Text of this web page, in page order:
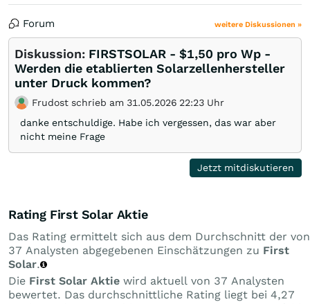
Forum weitere Diskussionen »
Diskussion: FIRSTSOLAR - $1,50 pro Wp -
Werden die etablierten Solarzellenhersteller
unter Druck kommen?
Frudost schrieb am 31.05.2026 22:23 Uhr
danke entschuldige. Habe ich vergessen, das war aber
nicht meine Frage
Jetzt mitdiskutieren
Rating First Solar Aktie
Das Rating ermittelt sich aus dem Durchschnitt der von
37 Analysten abgegebenen Einschätzungen zu First
Solar.
Die First Solar Aktie wird aktuell von 37 Analysten
bewertet. Das durchschnittliche Rating liegt bei 4,27